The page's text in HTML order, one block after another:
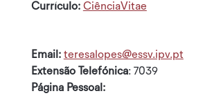
Currículo: CiênciaVitae
Email: teresalopes@essv.ipv.pt
Extensão Telefónica: 7039
Página Pessoal: